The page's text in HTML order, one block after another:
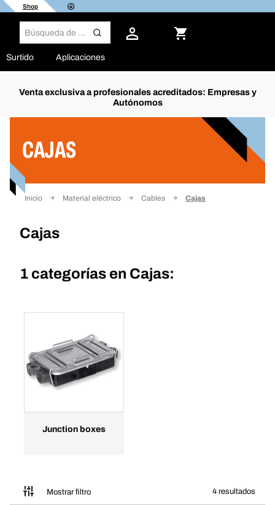
Shop
Surtido Aplicaciones
Venta exclusiva a profesionales acreditados: Empresas y
Autónomos
CAJAS
Inicio Material eléctrico Cables Cajas
Cajas
1 categorías en Cajas:
Junction boxes
Mostrar filtro 4 resultados
Filtro